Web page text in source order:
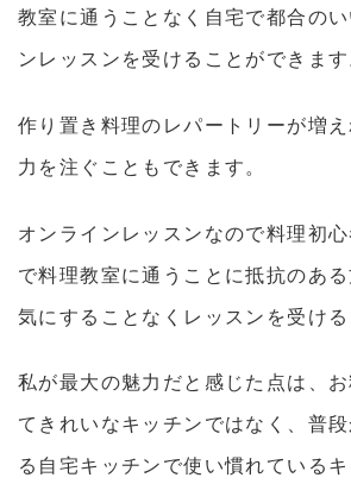
教室に通うことなく自宅で都合の
ンレッスンを受けることができます
作り置き料理のレパートリーが増
力を注ぐこともできます。
オンラインレッスンなので料理初
で料理教室に通うことに抵抗のあ
気にすることなくレッスンを受ける
私が最大の魅力だと感じた点は、
てきれいなキッチンではなく、普
る自宅キッチンで使い慣れている